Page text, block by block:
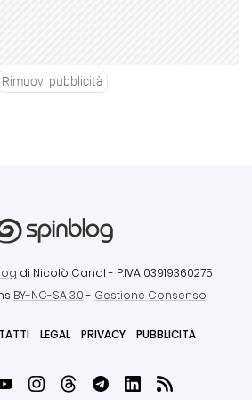
Rimuovi pubblicità
di Nicolò Canal - P.IVA 03919360275
BY-NC-SA 3.0- Gestione Consenso
LEGAL PRIVACY PUBBLICITÀ